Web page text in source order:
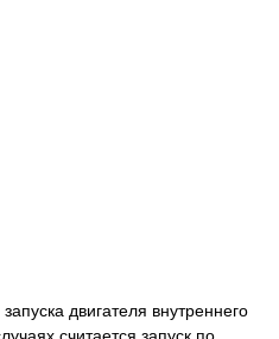
двигателя внутреннего
считается запуск по